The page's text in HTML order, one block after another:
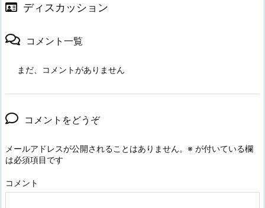
ディスカッション
コメント一覧
まだ、コメントがありません
コメントをどうぞ
メールアドレスが公開されることはありません。 ※ が付いている欄
は必須項目です
コメント